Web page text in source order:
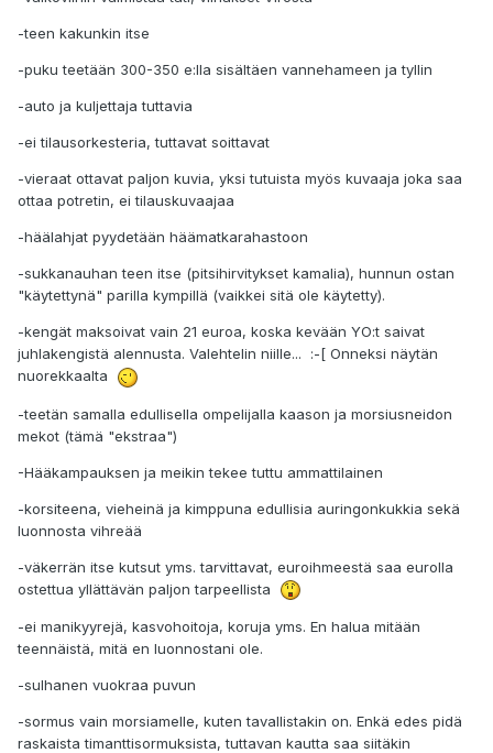
-teen kakunkin itse
-puku teetään 300-350 e:lla sisältäen vannehameen ja tyllin
-auto ja kuljettaja tuttavia
-ei tilausorkesteria, tuttavat soittavat
-vieraat ottavat paljon kuvia, yksi tutuista myös kuvaaja joka saa
ottaa potretin, ei tilauskuvaajaa
-häälahjat pyydetään häämatkarahastoon
-sukkanauhan teen itse (pitsihirvitykset kamalia), hunnun ostan
"käytettynä" parilla kympillä (vaikkei sitä ole käytetty).
-kengät maksoivat vain 21 euroa, koska kevään YO:t saivat
juhlakengistä alennusta. Valehtelin niille... :-[ Onneksi näytän
nuorekkaalta
-teetän samalla edullisella ompelijalla kaason ja morsiusneidon
mekot (tämä "ekstraa")
-Hääkampauksen ja meikin tekee tuttu ammattilainen
-korsiteena, vieheinä ja kimppuna edullisia auringonkukkia sekä
luonnosta vihreää
-väkerrän itse kutsut yms. tarvittavat, euroihmeestä saa eurolla
ostettua yllättävän paljon tarpeellista
-ei manikyyrejä, kasvohoitoja, koruja yms. En halua mitään
teennäistä, mitä en luonnostani ole.
-sulhanen vuokraa puvun
-sormus vain morsiamelle, kuten tavallistakin on. Enkä edes pidä
raskaista timanttisormuksista, tuttavan kautta saa siitäkin